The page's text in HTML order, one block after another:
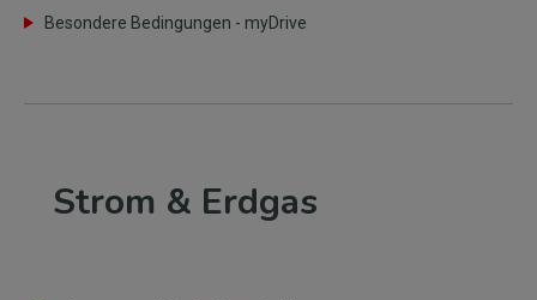
Besondere Bedingungen - myDrive
Strom & Erdgas